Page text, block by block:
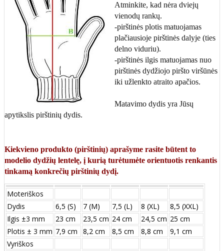
Atminkite, kad nėra dviejų
vienodų rankų.
-pirštinės plotis matuojamas
plačiausioje pirštinės dalyje (ties
delno viduriu).
-pirštinės ilgis matuojamas nuo
pirštinės dydžiojo piršto viršūnės
iki užlenkto atraito apačios.
Matavimo dydis yra Jūsų
apytikslis pirštinių dydis.
Kiekvieno produkto (pirštinių) aprašyme rasite būtent to
modelio dydžių lentelę, į kurią turėtumėte orientuotis renkantis
tinkamą konkrečių pirštinių dydį.
Moteriškos
Dydis
6,5 (S) 7 (M) 7,5 (L) 8 (XL)
8,5 (XXL)
Ilgis ±3 mm
23 cm 23,5 cm 24 cm 24,5 cm 25 cm
Plotis ± 3 mm 7,9 cm 8,2 cm 8,5 cm 8,8 cm
9,1 cm
Vyriškos